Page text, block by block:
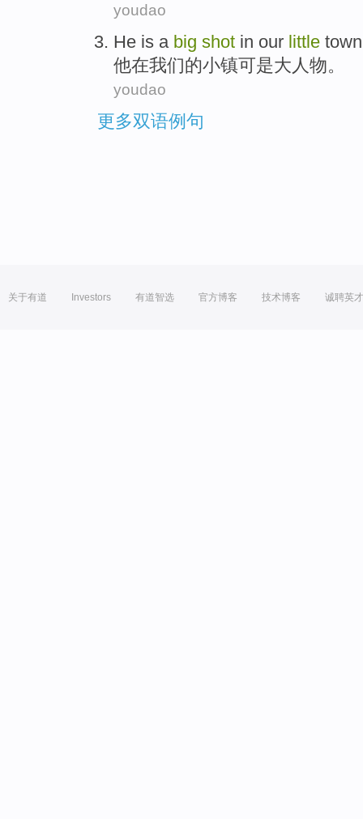
youdao
He is a big shot in our little town
他在我们的小镇可是大人物。
youdao
更多双语例句
关于有道 Investors 有道智选 官方博客 技术博客 诚聘英才